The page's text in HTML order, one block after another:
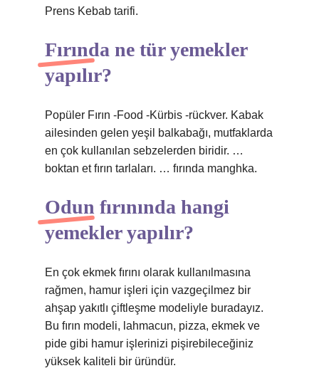
Prens Kebab tarifi.
Fırında ne tür yemekler
yapılır?
Popüler Fırın -Food -Kürbis -rückver. Kabak
ailesinden gelen yeşil balkabağı, mutfaklarda
en çok kullanılan sebzelerden biridir. …
boktan et fırın tarlaları. … fırında manghka.
Odun fırınında hangi
yemekler yapılır?
En çok ekmek fırını olarak kullanılmasına
rağmen, hamur işleri için vazgeçilmez bir
ahşap yakıtlı çiftleşme modeliyle buradayız.
Bu fırın modeli, lahmacun, pizza, ekmek ve
pide gibi hamur işlerinizi pişirebileceğiniz
yüksek kaliteli bir üründür.